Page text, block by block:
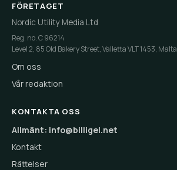
FÖRETAGET
Nordic Utility Media Ltd
Reg. no. C 96214
Level 2, 85 Old Bakery Street, Valletta VLT 1453, Malta
Om oss
Vår redaktion
KONTAKTA OSS
Allmänt: info@billigel.net
Kontakt
Rättelser